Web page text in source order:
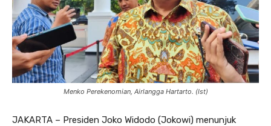
Menko Perekenomian, Airlangga Hartarto. (Ist)
JAKARTA – Presiden Joko Widodo (Jokowi) menunjuk